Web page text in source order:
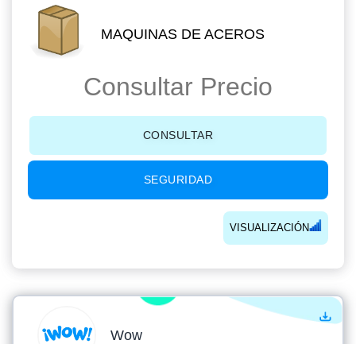
MAQUINAS DE ACEROS
Consultar Precio
CONSULTAR
SEGURIDAD
VISUALIZACIÓN
Wow